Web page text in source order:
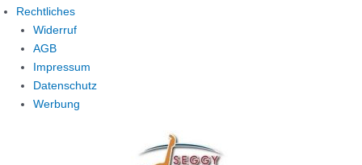
Rechtliches
Widerruf
AGB
Impressum
Datenschutz
Werbung